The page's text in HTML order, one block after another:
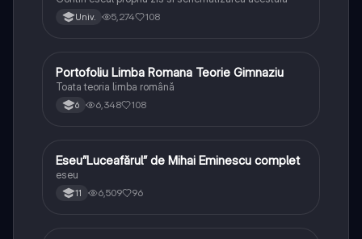
Univ. 5,274 108
Limba și literatura română
Portofoliu Limba Romana Teorie Gimnaziu
Toata teoria limba română
6 6,348 108
Limba și literatura română
Eseu”Luceafărul” de Mihai Eminescu complet
eseu
11 6,509 96